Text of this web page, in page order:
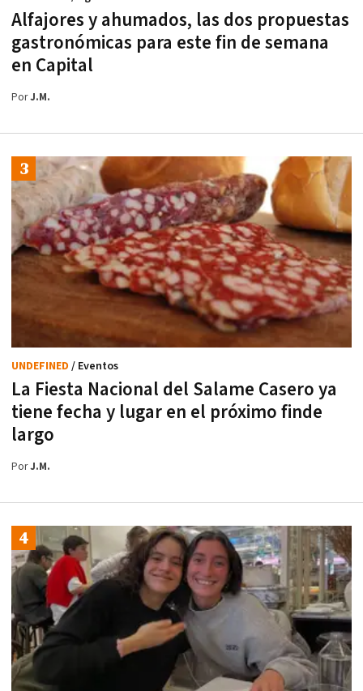
Alfajores y ahumados, las dos propuestas
gastronómicas para este fin de semana
en Capital
PorJ.M.
La Fiesta Nacional del Salame Casero ya
tiene fecha y lugar en el próximo finde
largo
UNDEFINED / Eventos
PorJ.M.